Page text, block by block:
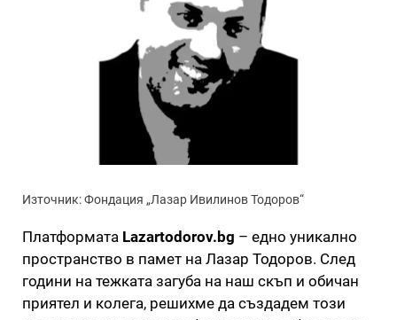
Източник: Фондация „Лазар Ивилинов Тодоров“
Платформата Lazartodorov.bg – едно уникално
пространство в памет на Лазар Тодоров. След
години на тежката загуба на наш скъп и обичан
приятел и колега, решихме да създадем този